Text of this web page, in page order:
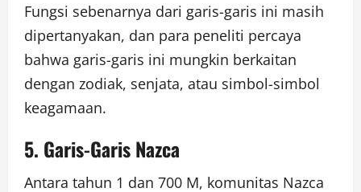
Fungsi sebenarnya dari garis-garis ini masih
dipertanyakan, dan para peneliti percaya
bahwa garis-garis ini mungkin berkaitan
dengan zodiak, senjata, atau simbol-simbol
keagamaan.
5. Garis-Garis Nazca
Antara tahun 1 dan 700 M, komunitas Nazca